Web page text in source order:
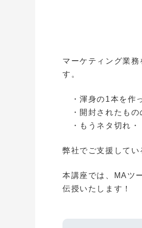
マーケティング業
す。
・渾身の1本を作
・開封されたもの
・もうネタ切れ・
弊社でご支援して
本講座では、MAツ
伝授いたします！